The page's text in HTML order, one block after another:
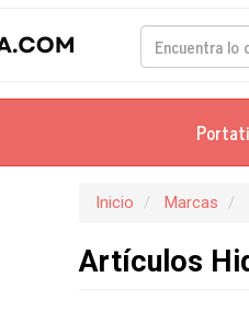
Inicio Marcas
Artículos